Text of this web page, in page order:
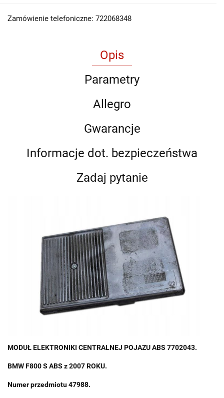
Zamówienie telefoniczne: 722068348
Opis
Parametry
Allegro
Gwarancje
Informacje dot. bezpieczeństwa
Zadaj pytanie
MODUŁ ELEKTRONIKI CENTRALNEJ POJAZU ABS 7702043.
BMW F800 S ABS z 2007 ROKU.
Numer przedmiotu 47988.